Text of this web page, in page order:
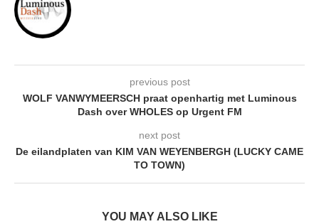
previous post
WOLF VANWYMEERSCH praat openhartig met Luminous
Dash over WHOLES op Urgent FM
next post
De eilandplaten van KIM VAN WEYENBERGH (LUCKY CAME
TO TOWN)
YOU MAY ALSO LIKE